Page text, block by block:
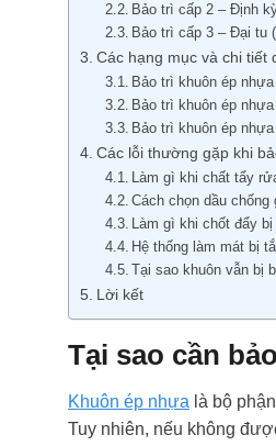
Bảo trì cấp 2 – Định
Bảo trì cấp 3 – Đại tu
Các hạng mục và chi
Bảo trì khuôn ép
Bảo trì khuôn ép
Bảo trì khuôn ép
Các lỗi thường gặp khi
Làm gì khi chất tẩy
Cách chọn dầu
Làm gì khi chốt đẩy
Hệ thống làm mát bị
Tại sao khuôn vẫn bị
Lời kết
Tại sao cần
Khuôn ép nhựa là bộ
Tuy nhiên, nếu không